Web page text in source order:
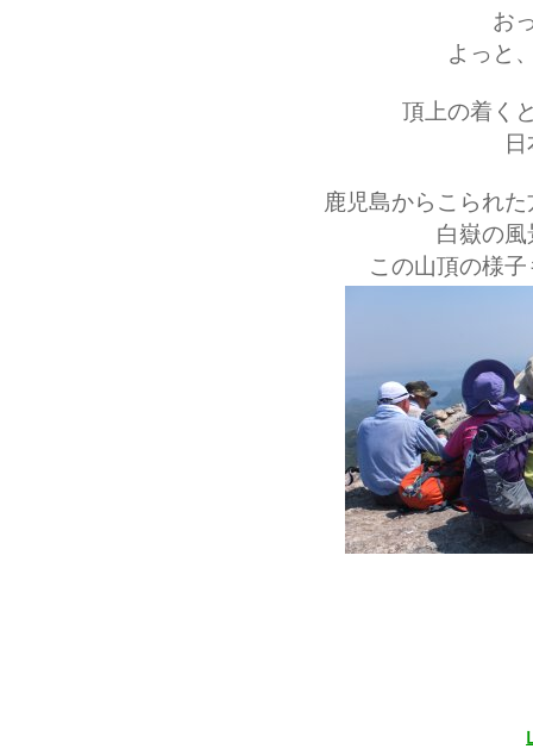
お
よっと
頂上の着く
鹿児島からこられ
白嶽の
この山頂の様